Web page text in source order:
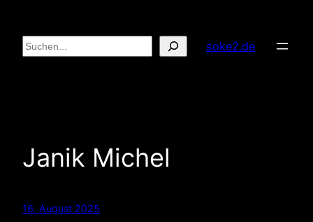
Inhalt
springen
Suchen soke2.de
Janik Michel
16. August 2025